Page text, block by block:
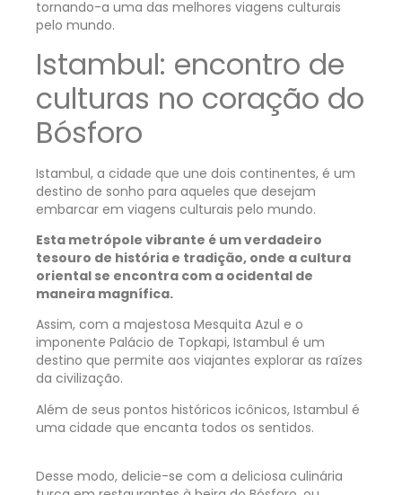
tornando-a uma das melhores viagens culturais
pelo mundo.
Istambul: encontro de
culturas no coração do
Bósforo
Istambul, a cidade que une dois continentes, é um
destino de sonho para aqueles que desejam
embarcar em viagens culturais pelo mundo.
Esta metrópole vibrante é um verdadeiro
tesouro de história e tradição, onde a cultura
oriental se encontra com a ocidental de
maneira magnífica.
Assim, com a majestosa Mesquita Azul e o
imponente Palácio de Topkapi, Istambul é um
destino que permite aos viajantes explorar as raízes
da civilização.
Além de seus pontos históricos icônicos, Istambul é
uma cidade que encanta todos os sentidos.
Desse modo, delicie-se com a deliciosa culinária